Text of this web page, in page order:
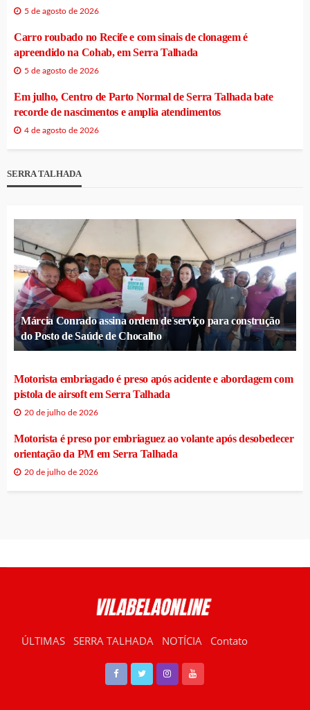
5 de agosto de 2026
Carro roubado no Recife e com sinais de clonagem é
apreendido na Cohab, em Serra Talhada
5 de agosto de 2026
Em julho, Centro de Parto Normal de Serra Talhada bate
recorde de nascimentos e amplia atendimentos
4 de agosto de 2026
SERRA TALHADA
Márcia Conrado assina ordem de serviço para construção
do Posto de Saúde de Chocalho
Motorista embriagado é preso após acidente e abordagem com
pistola de airsoft em Serra Talhada
20 de julho de 2026
Motorista é preso por embriaguez ao volante após desobedecer
orientação da PM em Serra Talhada
20 de julho de 2026
ÚLTIMAS SERRA TALHADA NOTÍCIA Contato